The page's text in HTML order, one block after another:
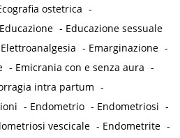
ostetrica -
Educazione - Educazione sessuale
Elettroanalgesia - Emarginazione -
- Emicrania con e senza aura -
intra partum -
- Endometrio - Endometriosi -
vescicale - Endometrite -